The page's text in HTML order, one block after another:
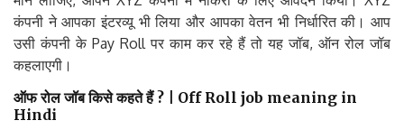
कंपनी ने आपका इंटरव्यू भी लिया और आपका वेतन भी निर्धारित की। आप
उसी कंपनी के Pay Roll पर काम कर रहे हैं तो यह जॉब, ऑन रोल जॉब
कहलाएगी।
ऑफ रोल जॉब किसे कहते हैं ? | Off Roll job meaning in
Hindi